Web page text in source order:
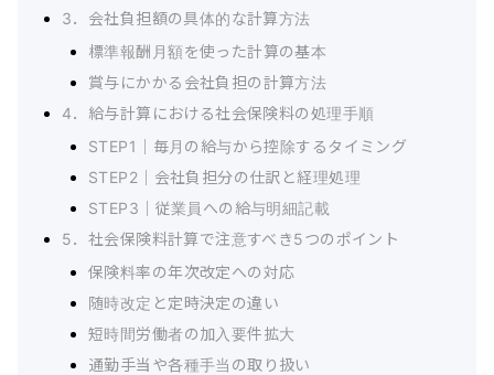
3．会社負担額の具体的な計算方法
標準報酬月額を使った計算の基本
賞与にかかる会社負担の計算方法
4．給与計算における社会保険料の処理手順
STEP1｜毎月の給与から控除するタイミング
STEP2｜会社負担分の仕訳と経理処理
STEP3｜従業員への給与明細記載
5．社会保険料計算で注意すべき5つのポイント
保険料率の年次改定への対応
随時改定と定時決定の違い
短時間労働者の加入要件拡大
通勤手当や各種手当の取り扱い